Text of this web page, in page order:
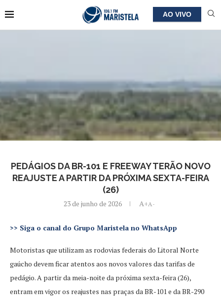
AO VIVO
PEDÁGIOS DA BR-101 E FREEWAY TERÃO NOVO
REAJUSTE A PARTIR DA PRÓXIMA SEXTA-FEIRA
(26)
23 de junho de 2026 A+A-
>> Siga o canal do Grupo Maristela no WhatsApp
Motoristas que utilizam as rodovias federais do Litoral Norte
gaúcho devem ficar atentos aos novos valores das tarifas de
pedágio. A partir da meia-noite da próxima sexta-feira (26),
entram em vigor os reajustes nas praças da BR-101 e da BR-290